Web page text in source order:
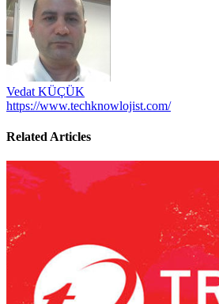
Vedat KÜÇÜK
https://www.techknowlojist.com/
Related Articles